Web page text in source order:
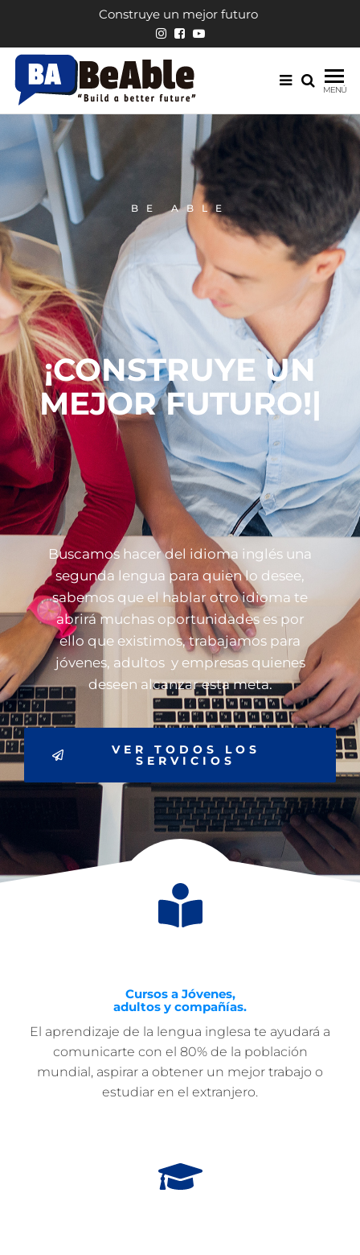
Construye un mejor futuro
English
BeAble
inglés
MENÚ
BE ABLE
¡CONSTRUYE UN
MEJOR FUTURO!|
Buscamos hacer del idioma inglés una
segunda lengua para quien lo desee,
sabemos que el hablar otro idioma te
abrirá muchas oportunidades es por
ello que existimos, trabajamos para
jóvenes, adultos y empresas quienes
deseen alcanzar esta meta.
VER TODOS LOS
SERVICIOS
Cursos a Jóvenes,
adultos y compañías.
El aprendizaje de la lengua inglesa te ayudará a
comunicarte con el 80% de la población
mundial, aspirar a obtener un mejor trabajo o
estudiar en el extranjero.